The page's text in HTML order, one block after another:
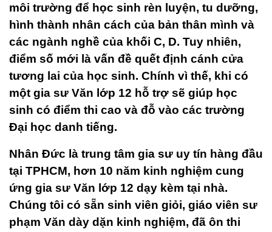
môi trường để học sinh rèn luyện, tu dưỡng,
hình thành nhân cách của bản thân mình và
các ngành nghề của khối C, D. Tuy nhiên,
điểm số mới là vấn đề quết định cánh cửa
tương lai của học sinh. Chính vì thế, khi có
một gia sư Văn lớp 12 hỗ trợ sẽ giúp học
sinh có điểm thi cao và đỗ vào các trường
Đại học danh tiếng.
Nhân Đức là trung tâm gia sư uy tín hàng đầu
tại TPHCM, hơn 10 năm kinh nghiệm cung
ứng gia sư Văn lớp 12 dạy kèm tại nhà.
Chúng tôi có sẵn sinh viên giỏi, giáo viên sư
phạm Văn dày dặn kinh nghiệm, đã ôn thi